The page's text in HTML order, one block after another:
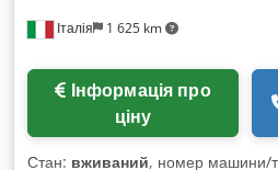
Італія 1 625 km
ціну
Стан: вживаний, номер машини/